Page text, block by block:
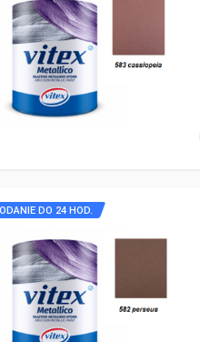
DO 24 HOD.